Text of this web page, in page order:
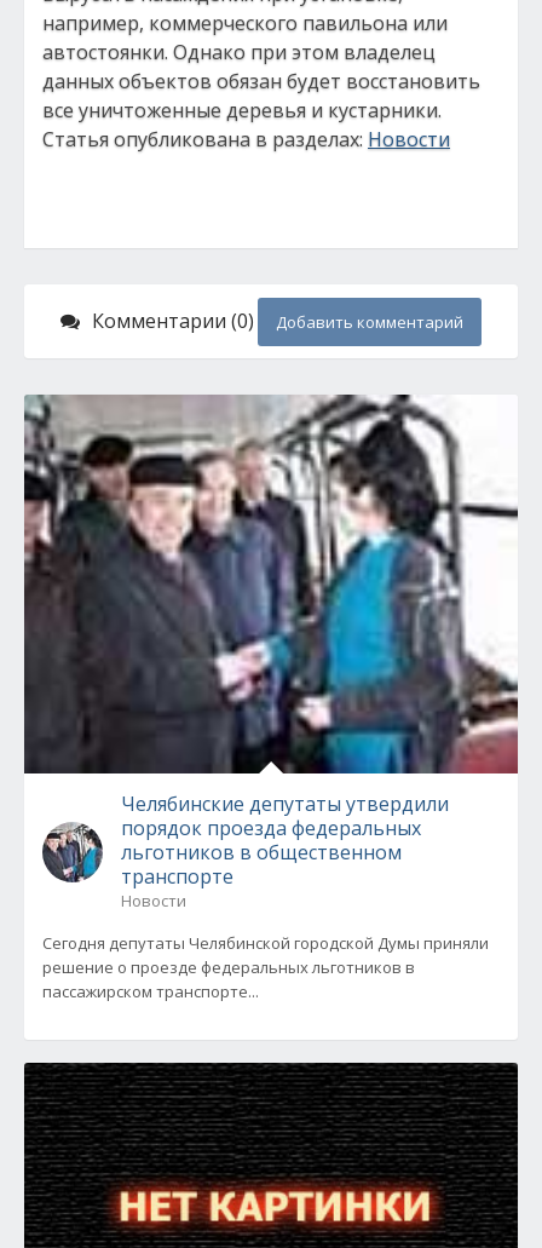
например, коммерческого павильона или
автостоянки. Однако при этом владелец
данных объектов обязан будет восстановить
все уничтоженные деревья и кустарники.
Статья опубликована в разделах: Новости
Комментарии (0) Добавить комментарий
Челябинские депутаты утвердили
порядок проезда федеральных
льготников в общественном
транспорте
Новости
Сегодня депутаты Челябинской городской Думы приняли
решение о проезде федеральных льготников в
пассажирском транспорте...